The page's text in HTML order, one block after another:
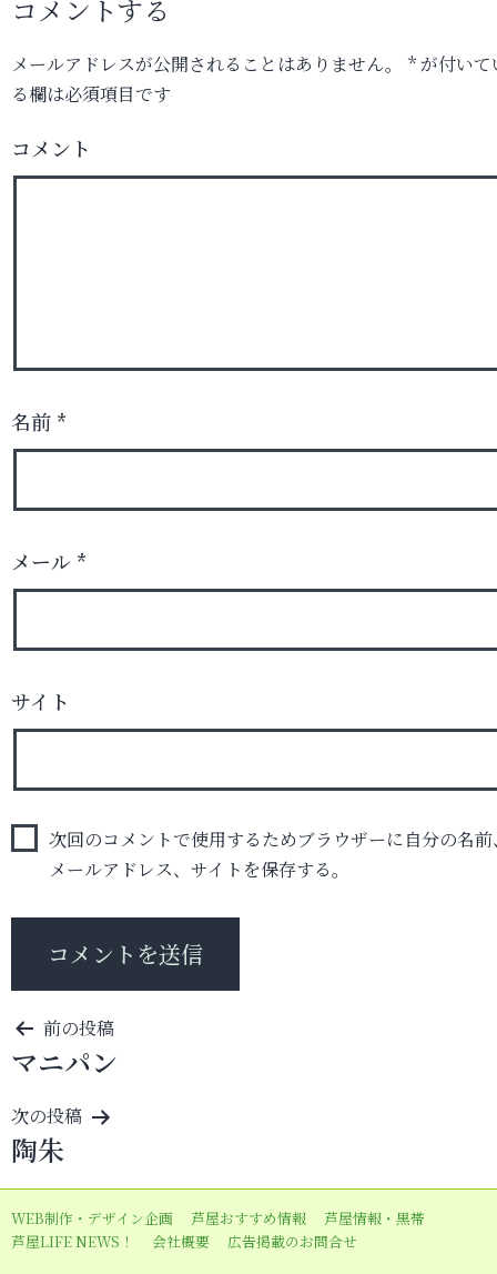
コメントする
メールアドレスが公開されることはありません。 *が付いて
る欄は必須項目です
コメント
名前 *
メール *
サイト
次回のコメントで使用するためブラウザーに自分の名前
メールアドレス、サイトを保存する。
投
稿
ナ
ビ
ゲ
ー
シ
前の投稿
マニパン
次の投稿
陶朱
WEB制作・デザイン企画 芦屋おすすめ情報
芦屋情報・黒帯
芦屋LIFE NEWS！
会社概要 広告掲載のお問合せ